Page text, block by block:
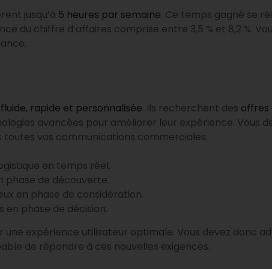
jusqu’à 5 heures par semaine. Ce temps gagné se
du chiffre d’affaires comprise entre 3,5 % et 8,2 %.
rapide et personnalisée. Ils recherchent des offres
avancées pour améliorer leur expérience. Vous
vos communications commerciales.
en temps réel.
phase de découverte.
en phase de considération.
phase de décision.
une expérience utilisateur optimale. Vous devez donc
de répondre à ces nouvelles exigences.